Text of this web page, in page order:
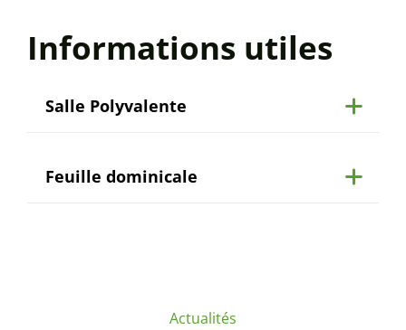
Informations utiles
Salle Polyvalente
Feuille dominicale
Actualités